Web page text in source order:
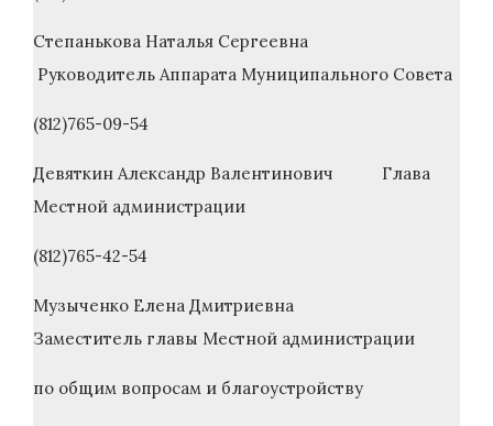
Степанькова Наталья Сергеевна
Руководитель Аппарата Муниципального Совета
(812)765-09-54
Девяткин Александр Валентинович Глава
Местной администрации
(812)765-42-54
Музыченко Елена Дмитриевна
Заместитель главы Местной администрации
по общим вопросам и благоустройству